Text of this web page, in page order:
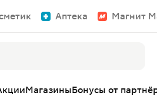
Аптека Магнит
МагазиныБонусы от